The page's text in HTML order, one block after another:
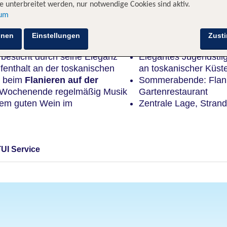
besticht durch seine Eleganz
an der toskanischen
beim Flanieren auf der
regelmäßig Musik
guten Wein im
Elegantes
an toskanischer
Sommerabende:
Gartenrestaurant
Zentrale Lage,
Service
unterbreitet werden, nur notwendige Cookies sind aktiv.
Einstellungen